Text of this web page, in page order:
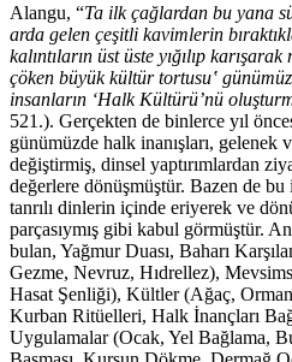
Alangu, “Ta ilk çağlardan bu yana
arda gelen çeşitli kavimlerin
kalıntıların üst üste yığılıp
çöken büyük kültür tortusu‛
insanların ‘Halk Kültürü’nü
521.). Gerçekten de binlerce yıl
günümüzde halk inanışları, gelenek
değiştirmiş, dinsel yaptırımlardan
değerlere dönüşmüştür. Bazen de
tanrılı dinlerin içinde eriyerek ve
parçasıymış gibi kabul görmüştür.
bulan, Yağmur Duası, Baharı
Gezme, Nevruz, Hıdrellez),
Hasat Şenliği), Kültler (Ağaç,
Kurban Ritüelleri, Halk İnançları
Uygulamalar (Ocak, Yel Bağlama,